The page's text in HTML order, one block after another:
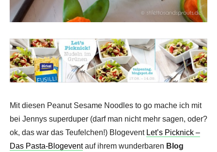
Mit diesen Peanut Sesame Noodles to go mache ich mit
bei Jennys superduper (darf man nicht mehr sagen, oder?
ok, das war das Teufelchen!) Blogevent Let’s Picknick –
Das Pasta-Blogeventauf ihrem wunderbaren Blog